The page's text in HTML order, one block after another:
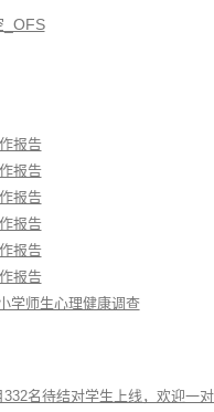
_OFS
报告
报告
报告
报告
报告
报告
学师生心理健康调查
332名待结对学生上线，欢迎一